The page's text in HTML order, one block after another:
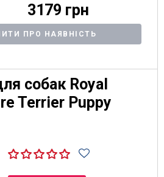
3179 грн
ПРО НАЯВНІСТЬ
собак Royal
Terrier Puppy